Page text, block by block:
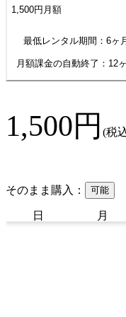
1,500円 月額
最低レンタル期間：6ヶ
月額課金の自動終了： 12
1,500円 (税
そのまま購入： 可能
日 月